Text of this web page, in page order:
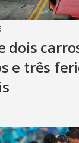
dois
e três